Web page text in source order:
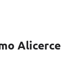
Alicerce